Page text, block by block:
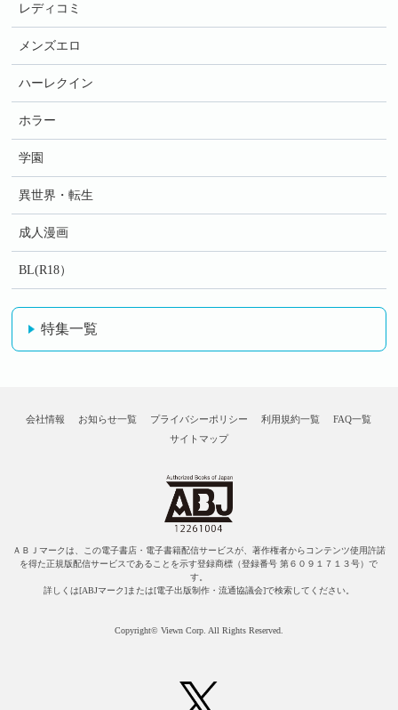
レディコミ
メンズエロ
ハーレクイン
ホラー
学園
異世界・転生
成人漫画
BL(R18）
特集一覧
会社情報 お知らせ一覧 プライバシーポリシー 利用規約一覧
FAQ一覧
サイトマップ
ＡＢＪマークは、この電子書店・電子書籍配信サービスが、著作権者からコンテンツ使用許諾
を得た正規版配信サービスであることを示す登録商標（登録番号 第６０９１７１３号）で
す。
詳しくは[ABJマーク]または[電子出版制作・流通協議会]で検索してください。
Copyright© Viewn Corp. All Rights Reserved.